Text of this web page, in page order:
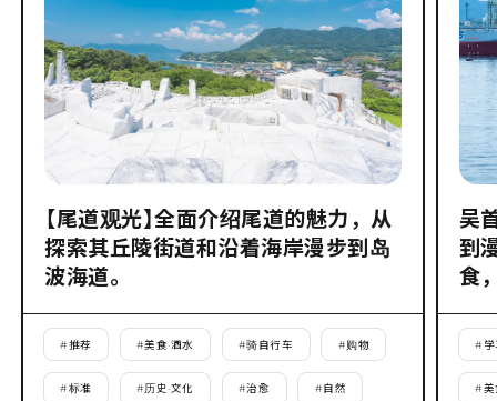
【尾道观光】全面介绍尾道的魅力，从
探索其丘陵街道和沿着海岸漫步到岛
波海道。
#推荐 #美食·酒水 #骑自行车 #购物
#标准 #历史·文化 #治愈 #自然
吴
到
食
# 学
#美